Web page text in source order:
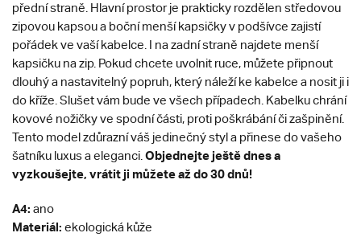
přední straně. Hlavní prostor je prakticky rozdělen středovou
zipovou kapsou a boční menší kapsičky v podšívce zajistí
pořádek ve vaší kabelce. I na zadní straně najdete menší
kapsičku na zip. Pokud chcete uvolnit ruce, můžete připnout
dlouhý a nastavitelný popruh, který náleží ke kabelce a nosit ji i
do kříže. Slušet vám bude ve všech případech. Kabelku chrání
kovové nožičky ve spodní části, proti poškrábání či zašpinění.
Tento model zdůrazní váš jedinečný styl a přinese do vašeho
šatníku luxus a eleganci. Objednejte ještě dnes a
vyzkoušejte, vrátit ji můžete až do 30 dnů!
A4: ano
Materiál: ekologická kůže